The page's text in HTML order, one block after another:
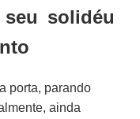
solidéu
porta, parando
ainda